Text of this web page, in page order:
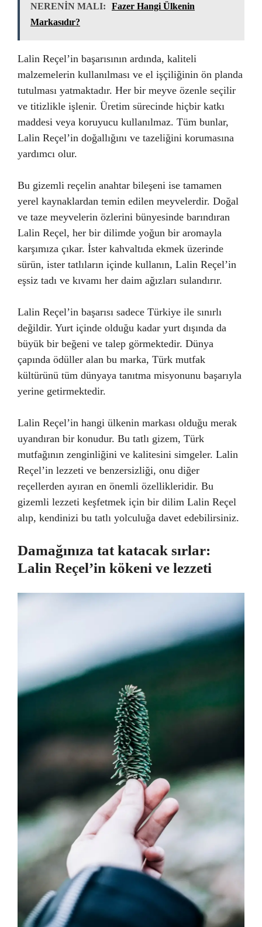
NERENİN MALI:
Fazer Hangi Ülkenin
Markasıdır?
Lalin Reçel’in başarısının ardında, kaliteli
malzemelerin kullanılması ve el işçiliğinin ön planda
tutulması yatmaktadır. Her bir meyve özenle seçilir
ve titizlikle işlenir. Üretim sürecinde hiçbir katkı
maddesi veya koruyucu kullanılmaz. Tüm bunlar,
Lalin Reçel’in doğallığını ve tazeliğini korumasına
yardımcı olur.
Bu gizemli reçelin anahtar bileşeni ise tamamen
yerel kaynaklardan temin edilen meyvelerdir. Doğal
ve taze meyvelerin özlerini bünyesinde barındıran
Lalin Reçel, her bir dilimde yoğun bir aromayla
karşımıza çıkar. İster kahvaltıda ekmek üzerinde
sürün, ister tatlıların içinde kullanın, Lalin Reçel’in
eşsiz tadı ve kıvamı her daim ağızları sulandırır.
Lalin Reçel’in başarısı sadece Türkiye ile sınırlı
değildir. Yurt içinde olduğu kadar yurt dışında da
büyük bir beğeni ve talep görmektedir. Dünya
çapında ödüller alan bu marka, Türk mutfak
kültürünü tüm dünyaya tanıtma misyonunu başarıyla
yerine getirmektedir.
Lalin Reçel’in hangi ülkenin markası olduğu merak
uyandıran bir konudur. Bu tatlı gizem, Türk
mutfağının zenginliğini ve kalitesini simgeler. Lalin
Reçel’in lezzeti ve benzersizliği, onu diğer
reçellerden ayıran en önemli özellikleridir. Bu
gizemli lezzeti keşfetmek için bir dilim Lalin Reçel
alıp, kendinizi bu tatlı yolculuğa davet edebilirsiniz.
Damağınıza tat katacak sırlar:
Lalin Reçel’in kökeni ve lezzeti